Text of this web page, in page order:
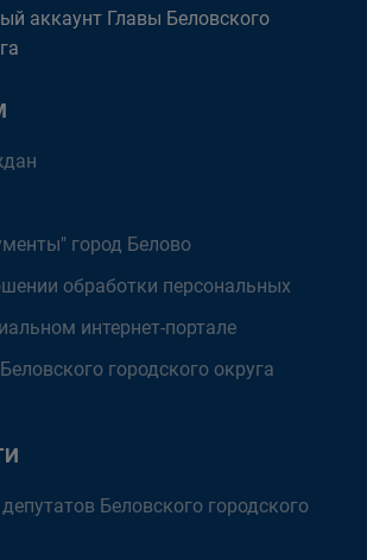
аккаунт Главы Беловского
город Белово
обработки персональных
интернет-портале
городского округа
Беловского городского